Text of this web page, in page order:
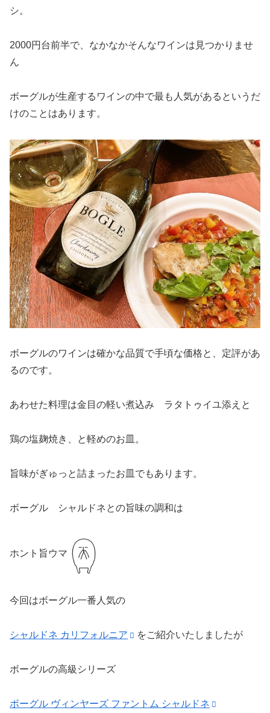
シ。
2000円台前半で、なかなかそんなワインは見つかりませ
ん
ボーグルが生産するワインの中で最も人気があるというだ
けのことはあります。
ボーグルのワインは確かな品質で手頃な価格と、定評があ
るのです。
あわせた料理は金目の軽い煮込み ラタトゥイユ添えと
鶏の塩麹焼き、と軽めのお皿。
旨味がぎゅっと詰まったお皿でもあります。
ボーグル シャルドネとの旨味の調和は
ホント旨ウマ
今回はボーグル一番人気の
シャルドネ カリフォルニア をご紹介いたしましたが
ボーグルの高級シリーズ
ボーグル ヴィンヤーズ ファントム シャルドネ